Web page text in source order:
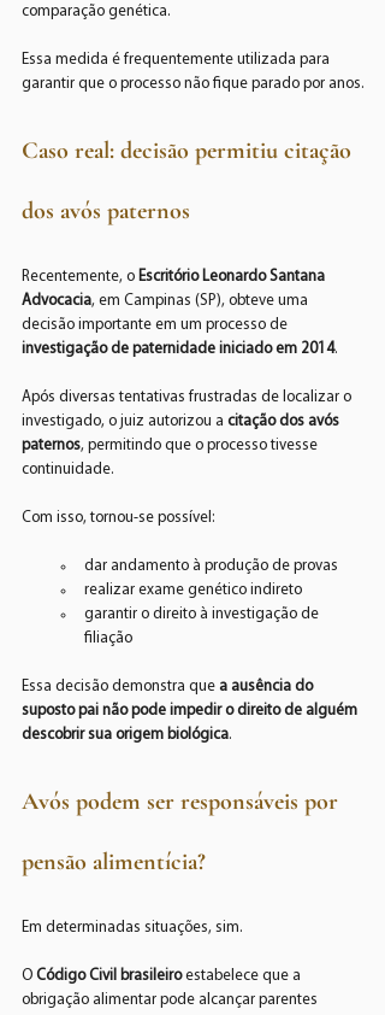
comparação genética.
Essa medida é frequentemente utilizada para
garantir que o processo não fique parado por anos.
Caso real: decisão permitiu citação
dos avós paternos
Recentemente, o Escritório Leonardo Santana
Advocacia, em Campinas (SP), obteve uma
decisão importante em um processo de
investigação de paternidade iniciado em 2014.
Após diversas tentativas frustradas de localizar o
investigado, o juiz autorizou a citação dos avós
paternos, permitindo que o processo tivesse
continuidade.
Com isso, tornou-se possível:
dar andamento à produção de provas
realizar exame genético indireto
garantir o direito à investigação de
filiação
Essa decisão demonstra que a ausência do
suposto pai não pode impedir o direito de alguém
descobrir sua origem biológica.
Avós podem ser responsáveis por
pensão alimentícia?
Em determinadas situações, sim.
O Código Civil brasileiro estabelece que a
obrigação alimentar pode alcançar parentes